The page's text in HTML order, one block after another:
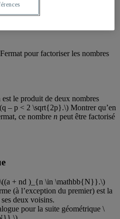
pour factoriser les nombres
est le produit de deux nombres
– p < 2 \sqrt{2p}.\) Montrer qu’en
ce nombre n peut être factorisé
\((a + nd )_{n \in \mathbb{N}}.\)
(à l’exception du premier) est la
deux voisins.
pour la suite géométrique \